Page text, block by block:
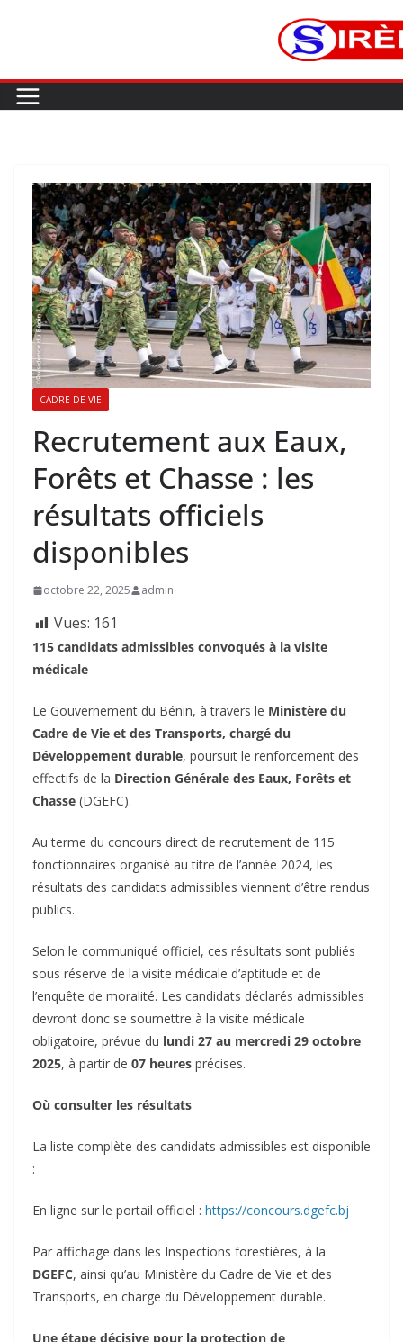
CADRE DE VIE
Recrutement aux Eaux,
Forêts et Chasse : les
résultats officiels
disponibles
octobre 22, 2025 admin
Vues: 161
115 candidats admissibles convoqués à la visite
médicale
‎Le Gouvernement du Bénin, à travers le Ministère du
Cadre de Vie et des Transports, chargé du
Développement durable, poursuit le renforcement des
effectifs de la Direction Générale des Eaux, Forêts et
Chasse (DGEFC).
‎Au terme du concours direct de recrutement de 115
fonctionnaires organisé au titre de l’année 2024, les
résultats des candidats admissibles viennent d’être rendus
publics.
‎Selon le communiqué officiel, ces résultats sont publiés
sous réserve de la visite médicale d’aptitude et de
l’enquête de moralité. Les candidats déclarés admissibles
devront donc se soumettre à la visite médicale
obligatoire, prévue du lundi 27 au mercredi 29 octobre
2025, à partir de 07 heures précises.
‎Où consulter les résultats
‎La liste complète des candidats admissibles est disponible
:
‎En ligne sur le portail officiel : https://concours.dgefc.bj
‎Par affichage dans les Inspections forestières, à la
DGEFC, ainsi qu’au Ministère du Cadre de Vie et des
Transports, en charge du Développement durable.
‎Une étape décisive pour la protection de